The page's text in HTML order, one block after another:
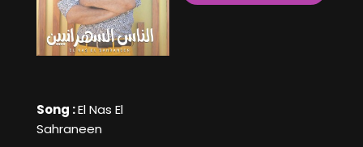
Song :El Nas El
Sahraneen